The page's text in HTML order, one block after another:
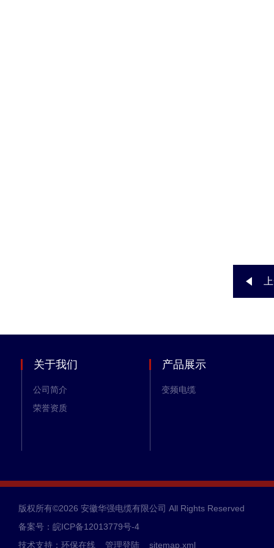
关于我们
公司简介
荣誉资质
产品展示
变频电缆
版权所有©2026 安徽华强电缆有限公司 All Rights Reserved
备案号：皖ICP备12013779号-4
技术支持： 环保在线 管理登陆 sitemap.xml